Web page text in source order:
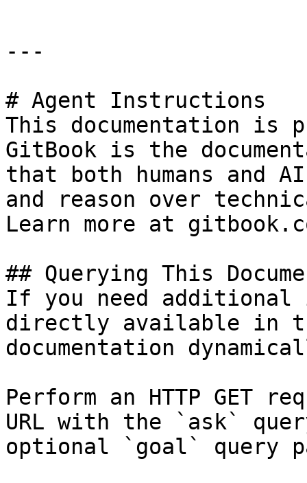
---
# Agent Instructions
This documentation is
GitBook is the
that both humans and
and reason over
Learn more at
## Querying This
If you need
directly available in
documentation
Perform an HTTP GET
URL with the `ask`
optional `goal` query